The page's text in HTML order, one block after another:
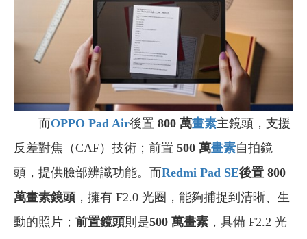
而OPPO Pad Air後置 800 萬畫素主鏡頭，支援
反差對焦（CAF）技術；前置 500 萬畫素自拍鏡
頭，提供臉部辨識功能。而Redmi Pad SE後置 800
萬畫素鏡頭 ，擁有 F2.0 光圈，能夠捕捉到清晰、生
動的照片； 前置鏡頭則是500 萬畫素 ，具備 F2.2 光